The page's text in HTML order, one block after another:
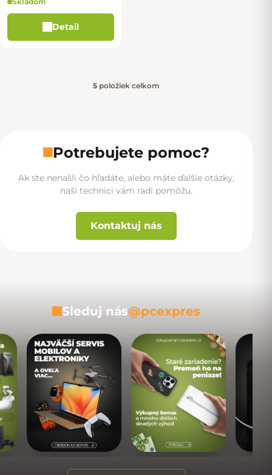
Detail
5 položiek celkom
Potrebujete pomoc?
Ak ste nenašli čo hľadáte, alebo máte ďalšie otázky,
naši technici vám radi pomôžu.
Kontaktuj nás
Sleduj nás@pcexpres